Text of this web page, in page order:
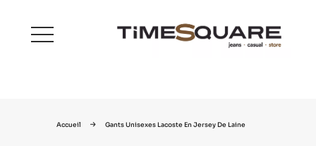
menu
Accueil Gants Unisexes Lacoste En Jersey De Laine